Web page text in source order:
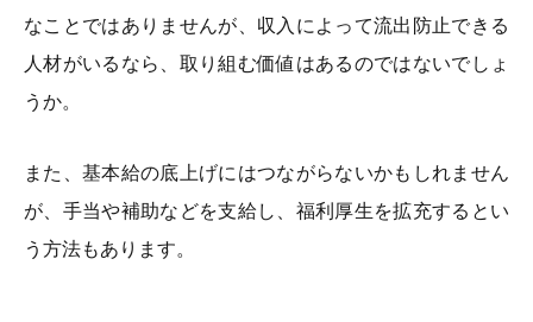
なことではありませんが、収入によって流出防止できる
人材がいるなら、取り組む価値はあるのではないでしょ
うか。
また、基本給の底上げにはつながらないかもしれません
が、手当や補助などを支給し、福利厚生を拡充するとい
う方法もあります。